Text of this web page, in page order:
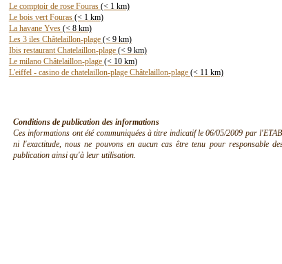
Le comptoir de rose Fouras (< 1 km)
Le bois vert Fouras (< 1 km)
La havane Yves (< 8 km)
Les 3 iles Châtelaillon-plage (< 9 km)
Ibis restaurant Chatelaillon-plage (< 9 km)
Le milano Châtelaillon-plage (< 10 km)
L'eiffel - casino de chatelaillon-plage Châtelaillon-plage (< 11 km)
Conditions de publication des informations
Ces informations ont été communiquées à titre indicatif le 06/05/2009 par
ni l'exactitude, nous ne pouvons en aucun cas être tenu pour responsable
publication ainsi qu'à leur utilisation.